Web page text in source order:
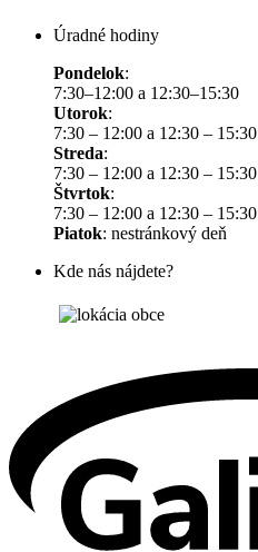
Úradné hodiny
Pondelok:
7:30–12:00 a 12:30–15:30
Utorok:
7:30 – 12:00 a 12:30 – 15:30
Streda:
7:30 – 12:00 a 12:30 – 15:30
Štvrtok:
7:30 – 12:00 a 12:30 – 15:30
Piatok: nestránkový deň
Kde nás nájdete?